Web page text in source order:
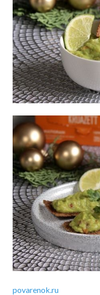
povarenok.ru